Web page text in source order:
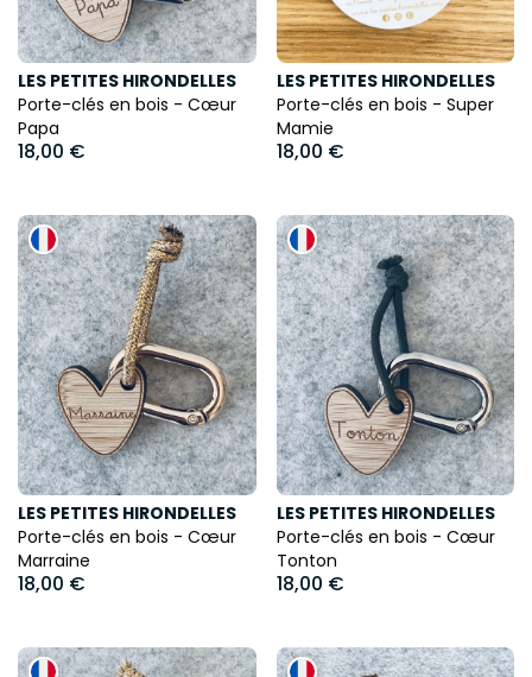
LES PETITES HIRONDELLES
Porte-clés en bois - Cœur
Papa
18,00 €
LES PETITES HIRONDELLES
Porte-clés en bois - Super
Mamie
18,00 €
LES PETITES HIRONDELLES
Porte-clés en bois - Cœur
Marraine
18,00 €
LES PETITES HIRONDELLES
Porte-clés en bois - Cœur
Tonton
18,00 €